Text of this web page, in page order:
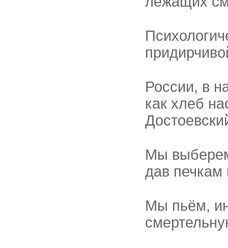
России, в
как хлеб
Мы
дав печкам
Мы пьём,